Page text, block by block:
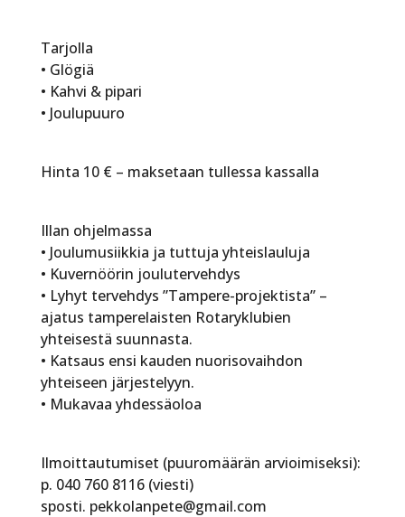
Tarjolla
•⁠ ⁠Glögiä
•⁠ ⁠Kahvi & pipari
•⁠ ⁠Joulupuuro
Hinta 10 € – maksetaan tullessa kassalla
Illan ohjelmassa
•⁠ ⁠Joulumusiikkia ja tuttuja yhteislauluja
•⁠ ⁠Kuvernöörin joulutervehdys
•⁠ ⁠Lyhyt tervehdys ”Tampere-projektista” –
ajatus tamperelaisten Rotaryklubien
yhteisestä suunnasta.
•⁠ ⁠Katsaus ensi kauden nuorisovaihdon
yhteiseen järjestelyyn.
•⁠ ⁠Mukavaa yhdessäoloa
Ilmoittautumiset (puuromäärän arvioimiseksi):
p. 040 760 8116 (viesti)
sposti. pekkolanpete@gmail.com